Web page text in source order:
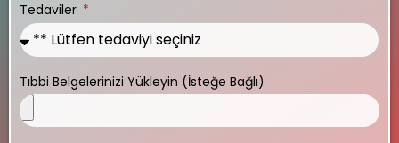
Tedaviler
Tıbbi Belgelerinizi Yükleyin (İsteğe Bağlı)